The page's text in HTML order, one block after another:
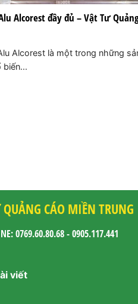
Alcorest đầy đủ – Vật Tư
Alcorest là một trong những
biến...
CÁO MIỀN TRUNG
0769.60.80.68 - 0905.117.441
viết